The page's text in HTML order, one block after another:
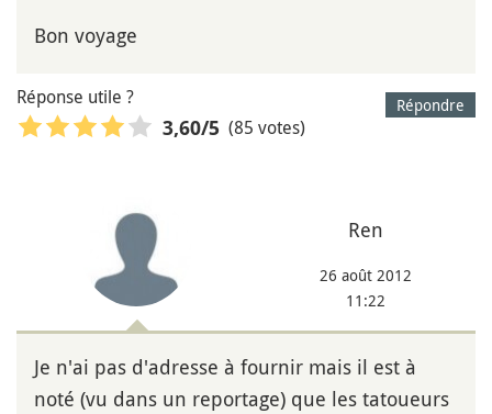
Bon voyage
Répondre
Réponse utile ?
3,60/5 (85 votes)
Ren
26 août 2012
11:22
Je n'ai pas d'adresse à fournir mais il est à
noté (vu dans un reportage) que les tatoueurs